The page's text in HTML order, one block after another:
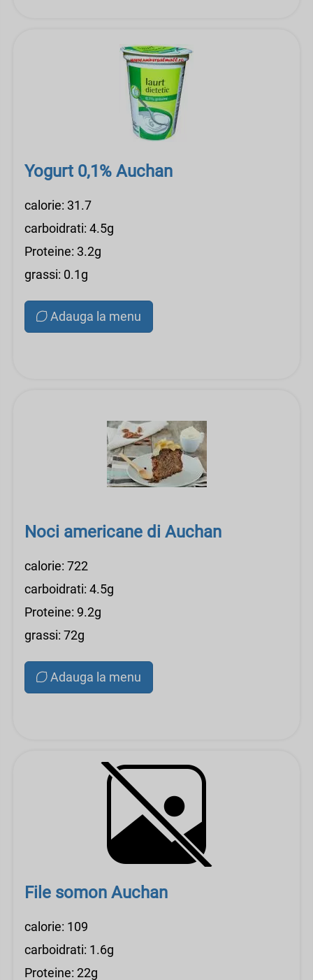
Yogurt 0,1% Auchan
calorie: 31.7
carboidrati: 4.5g
Proteine: 3.2g
grassi: 0.1g
Adauga la menu
Noci americane di Auchan
calorie: 722
carboidrati: 4.5g
Proteine: 9.2g
grassi: 72g
Adauga la menu
File somon Auchan
calorie: 109
carboidrati: 1.6g
Proteine: 22g